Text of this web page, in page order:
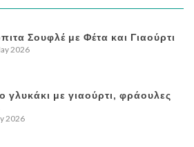
Σουφλέ με Φέτα και Γιαούρτι
2026
γλυκάκι με γιαούρτι, φράουλες
2026